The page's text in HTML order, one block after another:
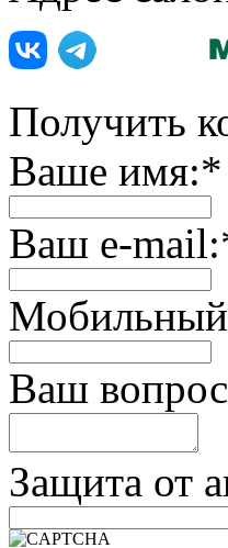
Получить
Ваше имя:*
Ваш e-mail:
Мобильный
Ваш
Защита от